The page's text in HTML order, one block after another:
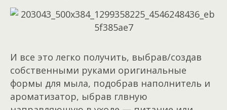
И все это легко получить, выбрав/создав
собственными руками оригинальные
формы для мыла, подобрав наполнитель и
ароматизатор, ыбрав глвную